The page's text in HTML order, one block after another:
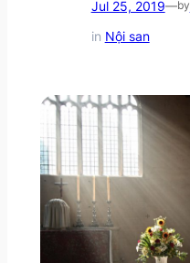
Jul 25, 2019—by
in Nội san